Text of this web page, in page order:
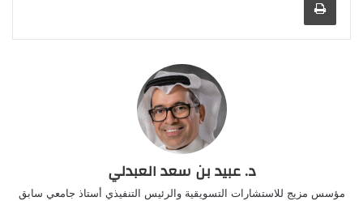
د. عبيد بن سعد العبدلي
مؤسس مزيج للاستشارات التسويقية والرئيس التنفيذي أستاذ جامعي سابق